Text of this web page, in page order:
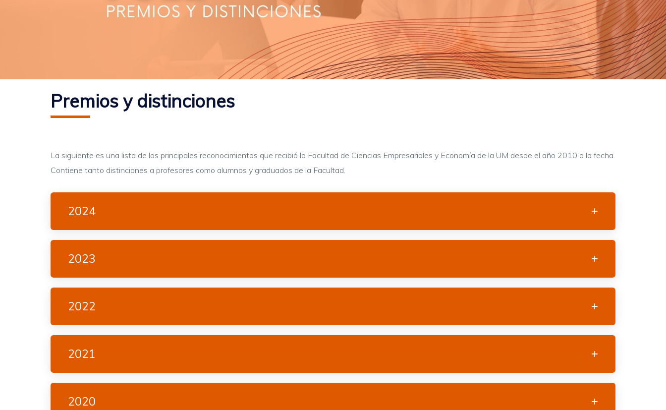
Premios y distinciones
La siguiente es una lista de los principales reconocimientos que recibió la Facultad de Ciencias Empresariales y Economía de la UM desde el año 2010 a la fecha.
Contiene tanto distinciones a profesores como alumnos y graduados de la Facultad.
2024
2023
2022
2021
2020